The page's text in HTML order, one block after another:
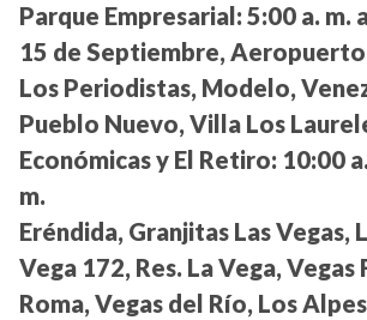
Parque Empresarial: 5:00 a. m.
15 de Septiembre,
Los Periodistas, Modelo,
Pueblo Nuevo, Villa Los
Económicas y El Retiro: 10:00
m.
Eréndida, Granjitas Las Vegas,
Vega 172, Res. La Vega, Vegas
Roma, Vegas del Río, Los